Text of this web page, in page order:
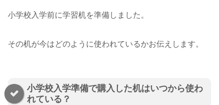
小学校入学前に学習机を準備しました。
その机が今はどのように使われているかお伝えします。
小学校入学準備で購入した机はいつから使わ
れている？